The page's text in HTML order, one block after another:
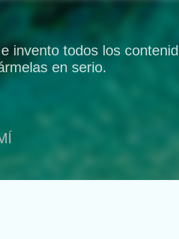
invento todos los
en serio.